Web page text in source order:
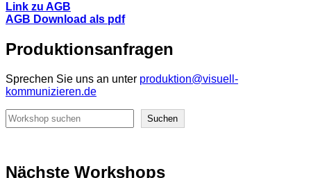
Link zu AGB
AGB Download als pdf
Produktionsanfragen
Sprechen Sie uns an unter produktion@visuell-
kommunizieren.de
Suchen
Suchen
Nächste Workshops